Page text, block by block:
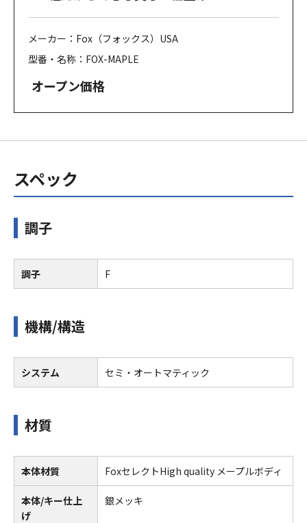
メーカー：Fox（フォックス）USA
型番・名称：FOX-MAPLE
オープン価格
スペック
調子
調子 F
機構/構造
システム セミ・オートマティック
材質
本体材質 FoxセレクトHigh quality メープルボディ
本体/キー仕上
げ
銀メッキ